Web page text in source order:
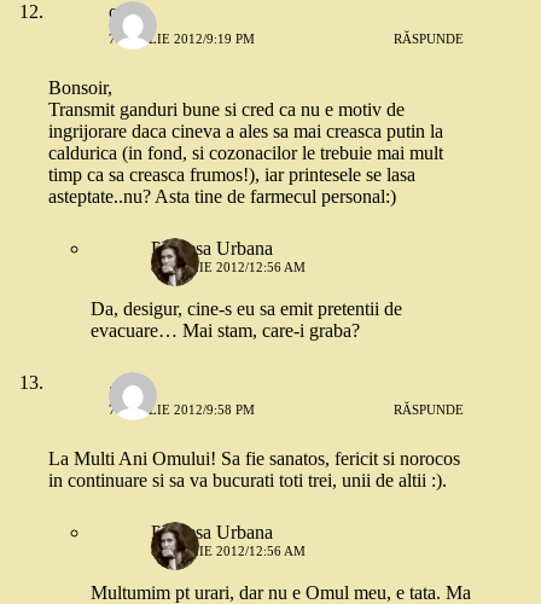
oq
7 APRILIE 2012/9:19 PM RĂSPUNDE
Bonsoir,
Transmit ganduri bune si cred ca nu e motiv de
ingrijorare daca cineva a ales sa mai creasca putin la
caldurica (in fond, si cozonacilor le trebuie mai mult
timp ca sa creasca frumos!), iar printesele se lasa
asteptate..nu? Asta tine de farmecul personal:)
Printesa Urbana
8 APRILIE 2012/12:56 AM
Da, desigur, cine-s eu sa emit pretentii de
evacuare… Mai stam, care-i graba?
.
7 APRILIE 2012/9:58 PM RĂSPUNDE
La Multi Ani Omului! Sa fie sanatos, fericit si norocos
in continuare si sa va bucurati toti trei, unii de altii :).
Printesa Urbana
8 APRILIE 2012/12:56 AM
Multumim pt urari, dar nu e Omul meu, e tata. Ma